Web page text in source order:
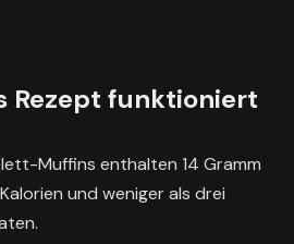
Rezept funktioniert
Muffins enthalten 14 Gramm
und weniger als drei